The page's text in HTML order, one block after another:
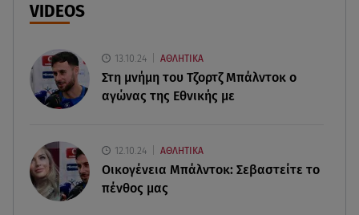
Αθηνά Οικονομάκου από την Μπόρα Μπόρα:
«Έσκασε όλη η κούραση του χειμώνα»
από δύσβατο φαράγγι
06.08.26 , 19:44
VIDEOS
13.10.24 ΑΘΛΗΤΙΚΑ
Στη μνήμη του Τζορτζ Μπάλντοκ ο
αγώνας της Εθνικής με
12.10.24 ΑΘΛΗΤΙΚΑ
Οικογένεια Μπάλντοκ: Σεβαστείτε το
πένθος μας